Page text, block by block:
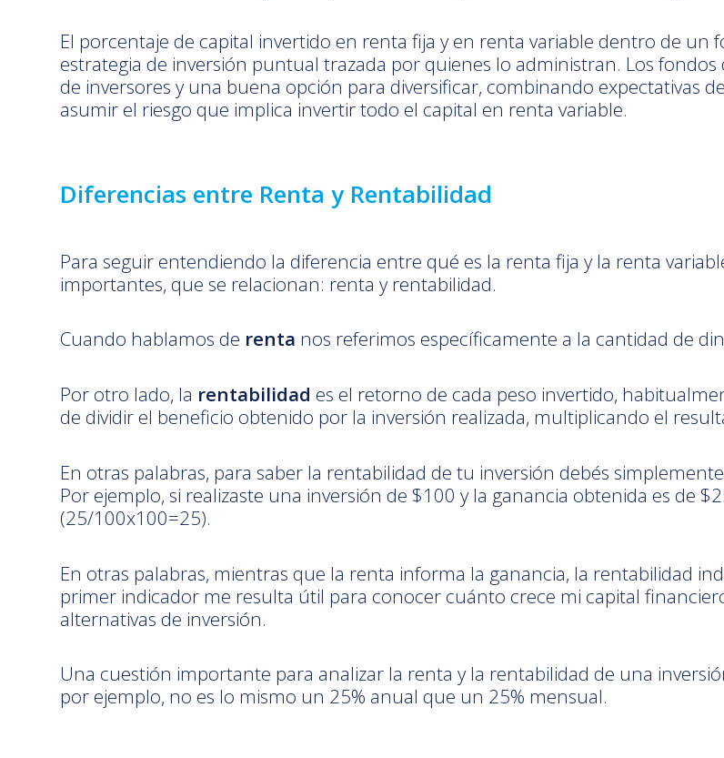
El porcentaje de capital invertido en renta fija y en renta variable dentro de un
estrategia de inversión puntual trazada por quienes lo administran. Los
de inversores y una buena opción para diversificar, combinando expectativas
asumir el riesgo que implica invertir todo el capital en renta variable.
Diferencias entre Renta y Rentabilidad
Para seguir entendiendo la diferencia entre qué es la renta fija y la renta
importantes, que se relacionan: renta y rentabilidad.
Cuando hablamos de renta nos referimos específicamente a la cantidad de
Por otro lado, la rentabilidad es el retorno de cada peso invertido,
de dividir el beneficio obtenido por la inversión realizada, multiplicando el
En otras palabras, para saber la rentabilidad de tu inversión debés
Por ejemplo, si realizaste una inversión de $100 y la ganancia obtenida es de
(25/100x100=25).
En otras palabras, mientras que la renta informa la ganancia, la rentabilidad
primer indicador me resulta útil para conocer cuánto crece mi capital
alternativas de inversión.
Una cuestión importante para analizar la renta y la rentabilidad de una
por ejemplo, no es lo mismo un 25% anual que un 25% mensual.